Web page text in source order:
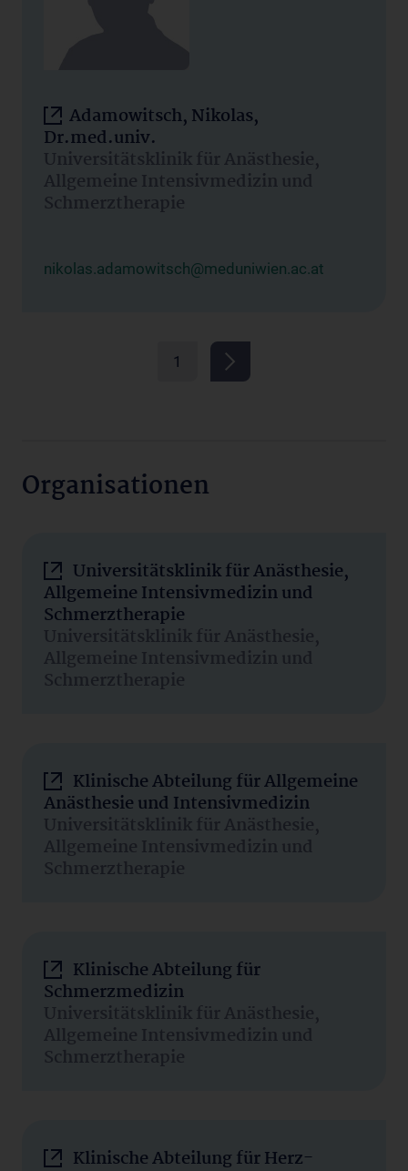
Adamowitsch, Nikolas,
Dr.med.univ.
Universitätsklinik für Anästhesie,
Allgemeine Intensivmedizin und
Schmerztherapie
nikolas.adamowitsch@meduniwien.ac.at
1
Organisationen
Universitätsklinik für Anästhesie,
Allgemeine Intensivmedizin und
Schmerztherapie
Universitätsklinik für Anästhesie,
Allgemeine Intensivmedizin und
Schmerztherapie
Klinische Abteilung für Allgemeine
Anästhesie und Intensivmedizin
Universitätsklinik für Anästhesie,
Allgemeine Intensivmedizin und
Schmerztherapie
Klinische Abteilung für
Schmerzmedizin
Universitätsklinik für Anästhesie,
Allgemeine Intensivmedizin und
Schmerztherapie
Klinische Abteilung für Herz-